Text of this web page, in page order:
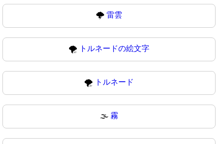
🌩 雷雲
🌪️ トルネードの絵文字
🌪 トルネード
🌫️ 霧